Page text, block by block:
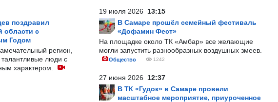
поздравил
области с
Годом
регион,
люди с
характером.
19 июля 2026 13:15
В Самаре прошёл семейный фестиваль
«Дофамин Фест»
На площадке около ТК «Амбар» все желающие
могли запустить разнообразных воздушных змеев.
Общество 1242
27 июня 2026 12:37
В ТК «Гудок» в Самаре провели
масштабное мероприятие, приуроченное